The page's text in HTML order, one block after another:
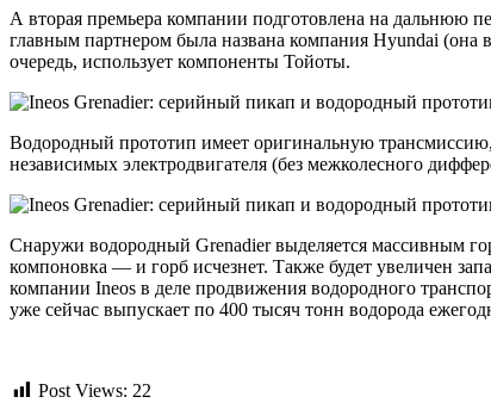
А вторая премьера компании подготовлена на дальнюю
главным партнером была названа компания Hyundai (она
очередь, использует компоненты Тойоты.
Водородный прототип имеет оригинальную
независимых электродвигателя (без межколесного
Снаружи водородный Grenadier выделяется массивным
компоновка — и горб исчезнет. Также будет увеличен
компании Ineos в деле продвижения водородного
уже сейчас выпускает по 400 тысяч тонн водорода
Post Views: 22